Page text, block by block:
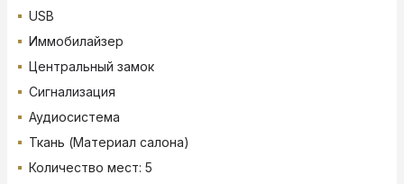
USB
Иммобилайзер
Центральный замок
Сигнализация
Аудиосистема
Ткань (Материал салона)
Количество мест: 5